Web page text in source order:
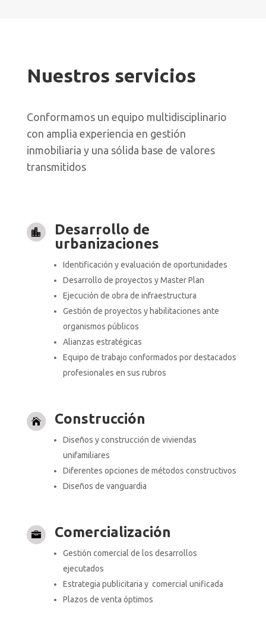
Nuestros servicios
Conformamos un equipo multidisciplinario
con amplia experiencia en gestión
inmobiliaria y una sólida base de valores
transmitidos

Desarrollo de
urbanizaciones
Identificación y evaluación de oportunidades
Desarrollo de proyectos y Master Plan
Ejecución de obra de infraestructura
Gestión de proyectos y habilitaciones ante
organismos públicos
Alianzas estratégicas
Equipo de trabajo conformados por destacados
profesionales en sus rubros
 Construcción
Diseños y construcción de viviendas
unifamiliares
Diferentes opciones de métodos constructivos
Diseños de vanguardia
 Comercialización
Gestión comercial de los desarrollos
ejecutados
Estrategia publicitaria y comercial unificada
Plazos de venta óptimos